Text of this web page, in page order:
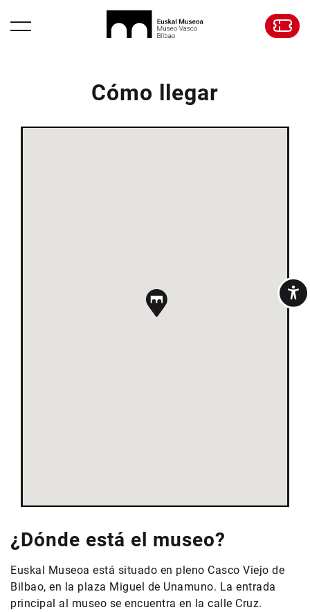
Cómo llegar
¿Dónde está el museo?
Euskal Museoa está situado en pleno Casco Viejo de
Bilbao, en la plaza Miguel de Unamuno. La entrada
principal al museo se encuentra en la calle Cruz.